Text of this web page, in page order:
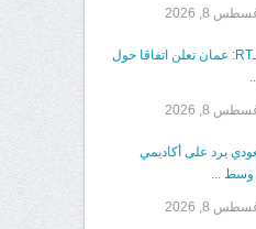
8, 2026
مصدر لـRT: عمان تعلن اتفاقا حول
8, 2026
يرد على أكاديمي
وسط ...
8, 2026